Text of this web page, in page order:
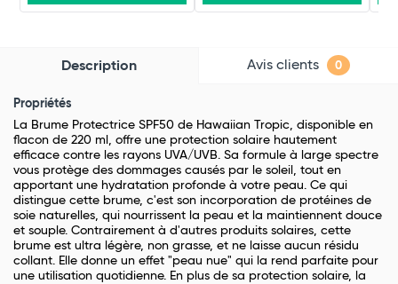
Description Avis clients 0
Propriétés
La Brume Protectrice SPF50 de Hawaiian Tropic, disponible en
flacon de 220 ml, offre une protection solaire hautement
efficace contre les rayons UVA/UVB. Sa formule à large spectre
vous protège des dommages causés par le soleil, tout en
apportant une hydratation profonde à votre peau. Ce qui
distingue cette brume, c'est son incorporation de protéines de
soie naturelles, qui nourrissent la peau et la maintiennent douce
et souple. Contrairement à d'autres produits solaires, cette
brume est ultra légère, non grasse, et ne laisse aucun résidu
collant. Elle donne un effet "peau nue" qui la rend parfaite pour
une utilisation quotidienne. En plus de sa protection solaire, la